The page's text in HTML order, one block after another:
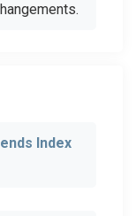
Index